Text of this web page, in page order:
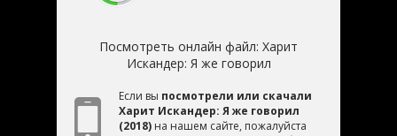
Посмотреть онлайн файл: Харит
Искандер: Я же говорил
Если вы посмотрели или скачали
Харит Искандер: Я же говорил
(2018) на нашем сайте, пожалуйста